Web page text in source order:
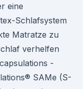
eine
Schlafsystem
Matratze zu
verhelfen
-
SAMe (S-